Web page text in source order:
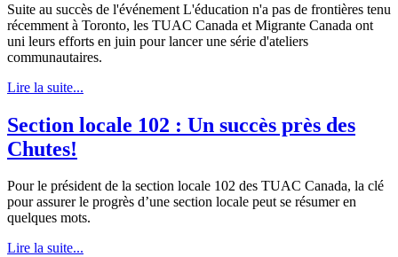
Suite au succès de l'événement L'éducation n'a pas de frontières tenu
récemment à Toronto, les TUAC Canada et Migrante Canada ont
uni leurs efforts en juin pour lancer une série d'ateliers
communautaires.
Lire la suite...
Section locale 102 : Un succès près des
Chutes!
Pour le président de la section locale 102 des TUAC Canada, la clé
pour assurer le progrès d’une section locale peut se résumer en
quelques mots.
Lire la suite...